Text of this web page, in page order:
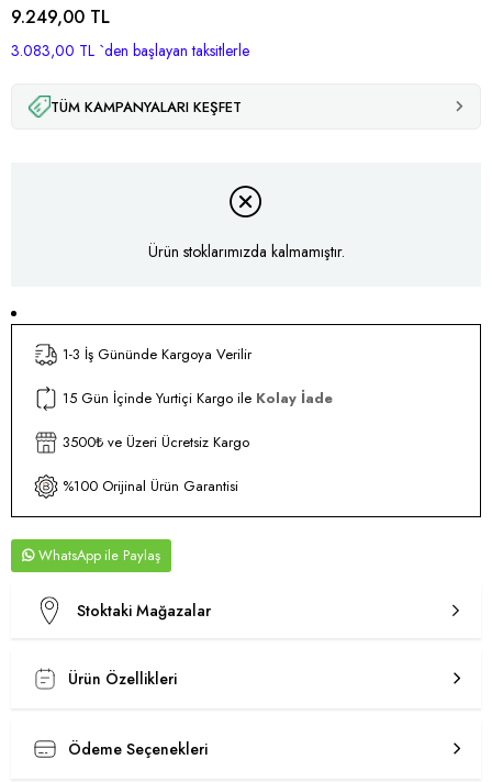
9.249,00 TL
3.083,00 TL `den başlayan taksitlerle
TÜM KAMPANYALARI KEŞFET
Ürün stoklarımızda kalmamıştır.
1-3 İş Gününde Kargoya Verilir
15 Gün İçinde Yurtiçi Kargo ile Kolay İade
3500₺ ve Üzeri Ücretsiz Kargo
%100 Orijinal Ürün Garantisi
WhatsApp
Stoktaki Mağazalar
Ürün Özellikleri
Ödeme Seçenekleri